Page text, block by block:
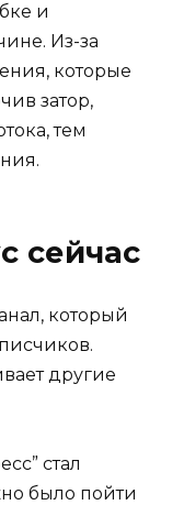
и
Из-за
которые
затор,
тем
сейчас
который
другие
стал
было пойти